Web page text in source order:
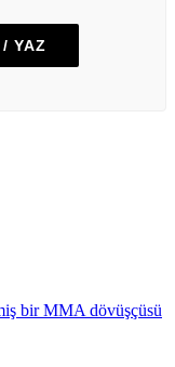
YAZ
bir MMA dövüşçüsü